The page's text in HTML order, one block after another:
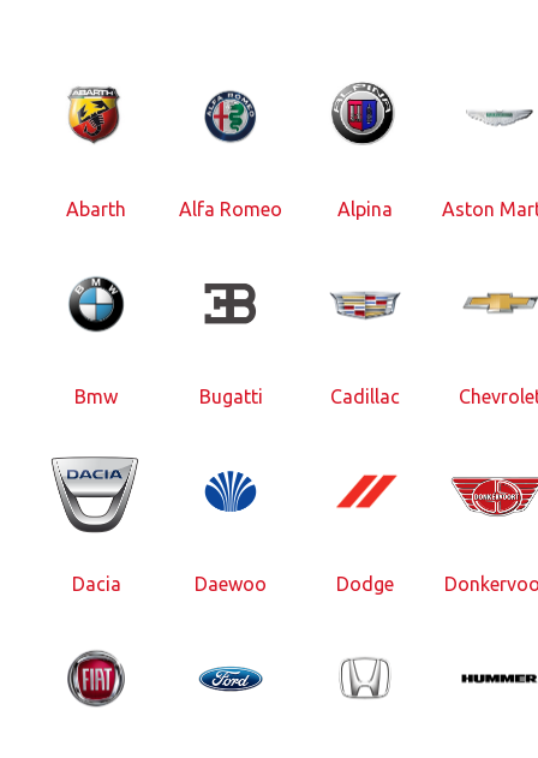
Abarth Alfa Romeo Alpina Aston
Bmw Bugatti Cadillac
Dacia Daewoo Dodge